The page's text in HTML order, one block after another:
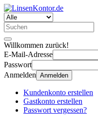
Willkommen zurück!
E-Mail-Adresse
Passwort
Anmelden Anmelden
Kundenkonto erstellen
Gastkonto erstellen
Passwort vergessen?